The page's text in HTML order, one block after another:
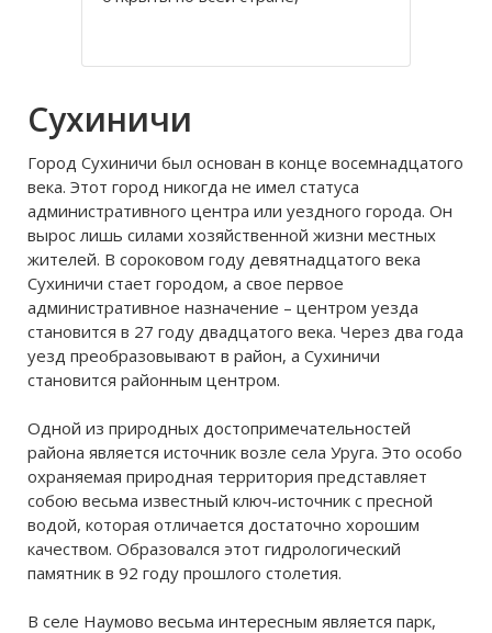
начинается 2 ноября 1990 г., когда
управление «Агропромбанка СССР»
Сухиничи
Город Сухиничи был основан в конце восемнадцатого
века. Этот город никогда не имел статуса
административного центра или уездного города. Он
вырос лишь силами хозяйственной жизни местных
жителей. В сороковом году девятнадцатого века
Сухиничи стает городом, а свое первое
административное назначение – центром уезда
становится в 27 году двадцатого века. Через два года
уезд преобразовывают в район, а Сухиничи
становится районным центром.
Одной из природных достопримечательностей
района является источник возле села Уруга. Это особо
охраняемая природная территория представляет
собою весьма известный ключ-источник с пресной
водой, которая отличается достаточно хорошим
качеством. Образовался этот гидрологический
памятник в 92 году прошлого столетия.
В селе Наумово весьма интересным является парк,